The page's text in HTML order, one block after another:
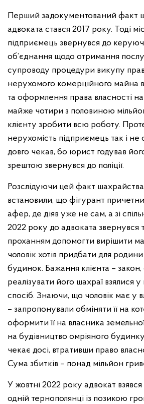
Перший задокументований факт
адвоката стався 2017 року. Тоді
підприємець звернувся до
об’єднання щодо отримання
супроводу процедури викупу
нерухомого комерційного майна
та оформлення права власності
майже чотири з половиною
клієнту зробити всю роботу.
нерухомість підприємець так і
довго чекав, бо юрист годував
зрештою звернувся до поліції.
Розслідуючи цей факт шахрайства,
встановили, що фігурант
афер, де діяв уже не сам, а зі
2022 року до адвоката звернувся
проханням допомогти вирішити
чоловік хотів придбати для
будинок. Бажання клієнта – закон,
реалізувати його шахраї взялися
спосіб. Знаючи, що чоловік має у
– запропонували обміняти її на
оформити її на власника
на будівництво омріяного
чекає досі, втративши право
Сума збитків – понад мільйон
У жовтні 2022 року адвокат
одній тернополянці із позикою